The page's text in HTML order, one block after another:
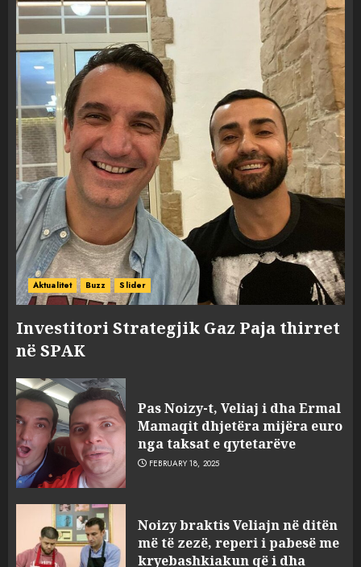
Aktualitet Buzz Slider
Investitori Strategjik Gaz Paja thirret
në SPAK
Pas Noizy-t, Veliaj i dha Ermal
Mamaqit dhjetëra mijëra euro
nga taksat e qytetarëve
FEBRUARY 18, 2025
Noizy braktis Veliajn në ditën
më të zezë, reperi i pabesë me
kryebashkiakun që i dha
sulmuan “One Albania”,
ngjarja u fsheh. A u vodhën